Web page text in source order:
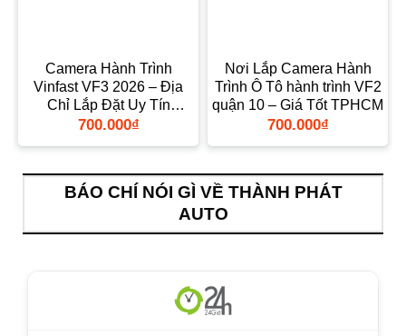
Camera Hành Trình
Vinfast VF3 2026 – Địa
Chỉ Lắp Đặt Uy Tín
TPHCM
700.000₫
Nơi Lắp Camera Hành
Trình Ô Tô hành trình VF2
quận 10 – Giá Tốt TPHCM
700.000₫
BÁO CHÍ NÓI GÌ VỀ THÀNH PHÁT
AUTO